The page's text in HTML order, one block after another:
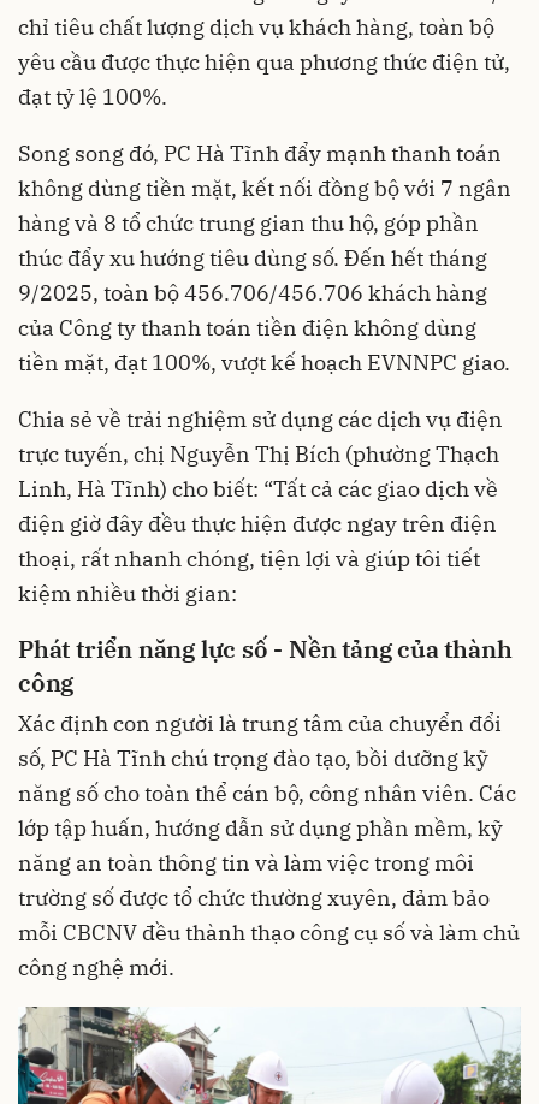
chỉ tiêu chất lượng dịch vụ khách hàng, toàn bộ
yêu cầu được thực hiện qua phương thức điện tử,
đạt tỷ lệ 100%.
Song song đó, PC Hà Tĩnh đẩy mạnh thanh toán
không dùng tiền mặt, kết nối đồng bộ với 7 ngân
hàng và 8 tổ chức trung gian thu hộ, góp phần
thúc đẩy xu hướng tiêu dùng số. Đến hết tháng
9/2025, toàn bộ 456.706/456.706 khách hàng
của Công ty thanh toán tiền điện không dùng
tiền mặt, đạt 100%, vượt kế hoạch EVNNPC giao.
Chia sẻ về trải nghiệm sử dụng các dịch vụ điện
trực tuyến, chị Nguyễn Thị Bích (phường Thạch
Linh, Hà Tĩnh) cho biết: “Tất cả các giao dịch về
điện giờ đây đều thực hiện được ngay trên điện
thoại, rất nhanh chóng, tiện lợi và giúp tôi tiết
kiệm nhiều thời gian:
Phát triển năng lực số - Nền tảng của thành
công
Xác định con người là trung tâm của chuyển đổi
số, PC Hà Tĩnh chú trọng đào tạo, bồi dưỡng kỹ
năng số cho toàn thể cán bộ, công nhân viên. Các
lớp tập huấn, hướng dẫn sử dụng phần mềm, kỹ
năng an toàn thông tin và làm việc trong môi
trường số được tổ chức thường xuyên, đảm bảo
mỗi CBCNV đều thành thạo công cụ số và làm chủ
công nghệ mới.